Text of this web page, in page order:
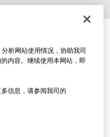
析网站使用情况，协助我司
内容。继续使用本网站，即
信息，请参阅我司的